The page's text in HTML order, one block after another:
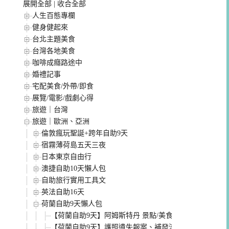
展開全部
收合全部
人生百態專欄
健身健起來
台北主題美食
台灣各地美食
咖啡成癮路途中
婚禮記事
宅配美食/外帶/即食
展覽/電影/戲劇心得
旅遊｜台灣
旅遊｜歐洲、亞洲
倫敦瘋玩聖誕+跨年自助9天
宿霧薄荷島五天三夜
日本東京自由行
澳捷自助10天懶人包
自助旅行實用工具文
英法自助16天
荷蘭自助9天懶人包
【荷蘭自助9天】阿姆斯特丹 景點/美食/交通/上網介紹懶
【荷蘭自助9天】護照遺失報案、補發流程教學，海牙與